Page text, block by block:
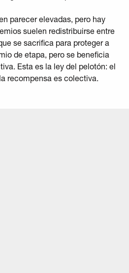
parecer elevadas, pero hay
suelen redistribuirse entre
se sacrifica para proteger a
de etapa, pero se beneficia
Esta es la ley del pelotón: el
recompensa es colectiva.